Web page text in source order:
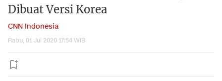
Dibuat Versi Korea
CNN Indonesia
Rabu, 01 Jul 2020 17:54 WIB